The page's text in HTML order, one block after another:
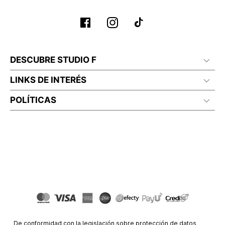
DESCUBRE STUDIO F
LINKS DE INTERÉS
POLÍTICAS
De conformidad con la legislación sobre protección de datos